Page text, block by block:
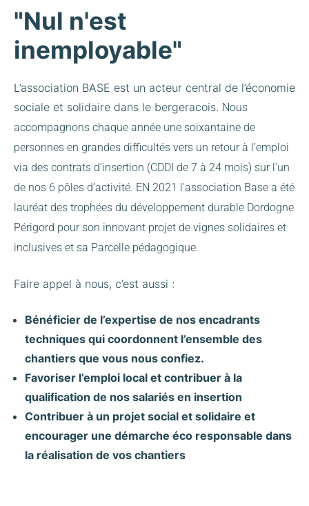
"Nul n'est
inemployable"
L’association BASE est un acteur central de l’économie
sociale et solidaire dans le bergeracois. Nous
accompagnons chaque année une soixantaine de
personnes en grandes difficultés vers un retour à l’emploi
via des contrats d’insertion (CDDI de 7 à 24 mois) sur l’un
de nos 6 pôles d’activité. EN 2021 l’association Base a été
lauréat des trophées du développement durable Dordogne
Périgord pour son innovant projet de vignes solidaires et
inclusives et sa Parcelle pédagogique.
Faire appel à nous, c’est aussi :
Bénéficier de l’expertise de nos encadrants
techniques qui coordonnent l’ensemble des
chantiers que vous nous confiez.
Favoriser l’emploi local et contribuer à la
qualification de nos salariés en insertion
Contribuer à un projet social et solidaire et
encourager une démarche éco responsable dans
la réalisation de vos chantiers